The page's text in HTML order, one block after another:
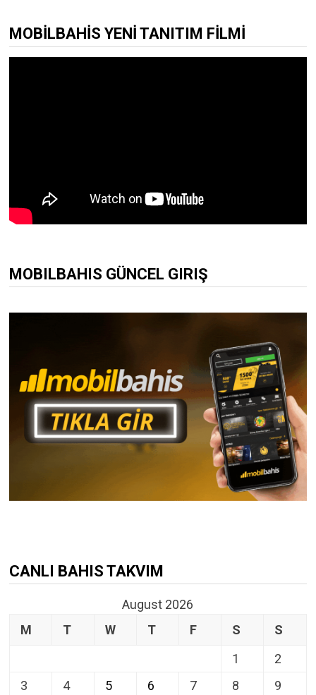
MOBİLBAHİS YENİ TANITIM FİLMİ
MOBILBAHIS GÜNCEL GIRIŞ
CANLI BAHIS TAKVIM
August 2026
M
T W T F S
S
1
2
3
4 5 6 7 8 9